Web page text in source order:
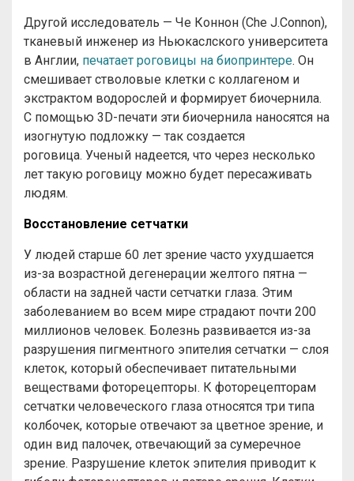
Другой исследователь — Че Коннон (Che J.Connon),
тканевый инженер из Ньюкаслского университета
в Англии, печатает роговицы на биопринтере. Он
смешивает стволовые клетки с коллагеном и
экстрактом водорослей и формирует биочернила.
С помощью 3D-печати эти биочернила наносятся на
изогнутую подложку — так создается
роговица. Ученый надеется, что через несколько
лет такую роговицу можно будет пересаживать
людям.
Восстановление сетчатки
У людей старше 60 лет зрение часто ухудшается
из-за возрастной дегенерации желтого пятна —
области на задней части сетчатки глаза. Этим
заболеванием во всем мире страдают почти 200
миллионов человек. Болезнь развивается из-за
разрушения пигментного эпителия сетчатки — слоя
клеток, который обеспечивает питательными
веществами фоторецепторы. К фоторецепторам
сетчатки человеческого глаза относятся три типа
колбочек, которые отвечают за цветное зрение, и
один вид палочек, отвечающий за сумеречное
зрение. Разрушение клеток эпителия приводит к